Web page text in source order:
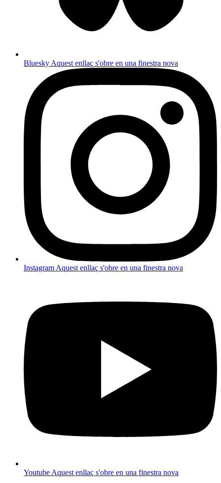
Bluesky Aquest enllaç s'obre en una finestra nova
Instagram Aquest enllaç s'obre en una finestra nova
Youtube Aquest enllaç s'obre en una finestra nova